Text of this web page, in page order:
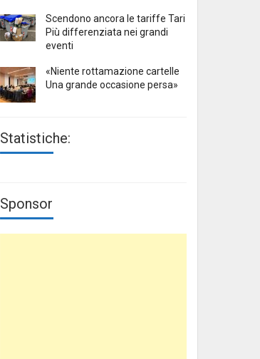
Scendono ancora le tariffe Tari
Più differenziata nei grandi
eventi
«Niente rottamazione cartelle
Una grande occasione persa»
Statistiche:
Sponsor